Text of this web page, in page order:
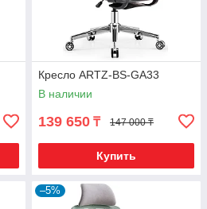
Кресло ARTZ-BS-GA33
В наличии
139 650 ₸ 147 000 ₸
Купить
–5%